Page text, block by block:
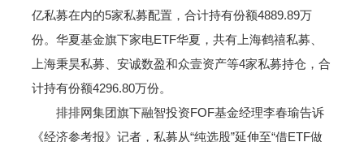
亿私募在内的5家私募配置，合计持有份额4889.89万
份。华夏基金旗下家电ETF华夏，共有上海鹤禧私募、
上海秉昊私募、安诚数盈和众壹资产等4家私募持仓，合
计持有份额4296.80万份。
排排网集团旗下融智投资FOF基金经理李春瑜告诉
《经济参考报》记者，私募从“纯选股”延伸至“借ETF做